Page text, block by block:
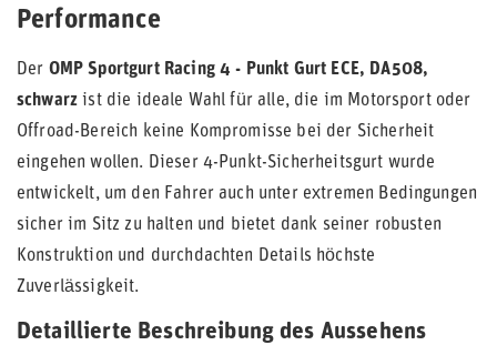
Performance
Der OMP Sportgurt Racing 4 - Punkt Gurt ECE, DA508,
schwarz ist die ideale Wahl für alle, die im Motorsport oder
Offroad-Bereich keine Kompromisse bei der Sicherheit
eingehen wollen. Dieser 4-Punkt-Sicherheitsgurt wurde
entwickelt, um den Fahrer auch unter extremen Bedingungen
sicher im Sitz zu halten und bietet dank seiner robusten
Konstruktion und durchdachten Details höchste
Zuverlässigkeit.
Detaillierte Beschreibung des Aussehens